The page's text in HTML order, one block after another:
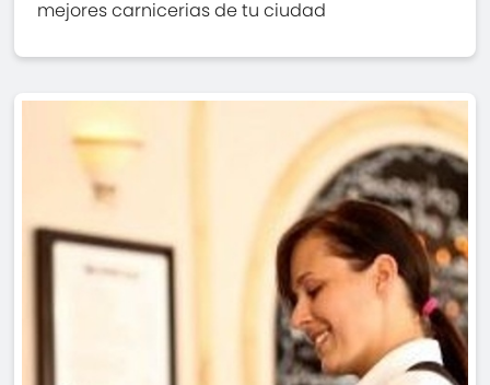
mejores carnicerias de tu ciudad